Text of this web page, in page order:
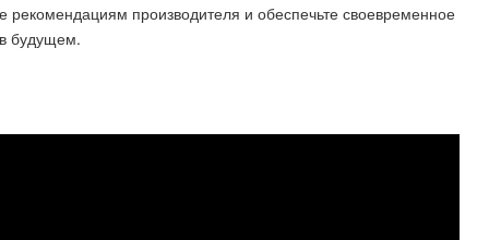
производителя и обеспечьте своевременное
будущем.